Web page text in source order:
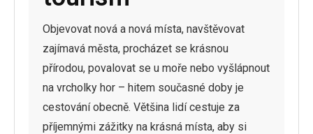
Zábava
Objevovat nová a nová místa, navštěvovat
zajímavá města, procházet se krásnou
přírodou, povalovat se u moře nebo vyšlápnout
na vrcholky hor – hitem současné doby je
cestování obecně. Většina lidí cestuje za
příjemnými zážitky na krásná místa, aby si